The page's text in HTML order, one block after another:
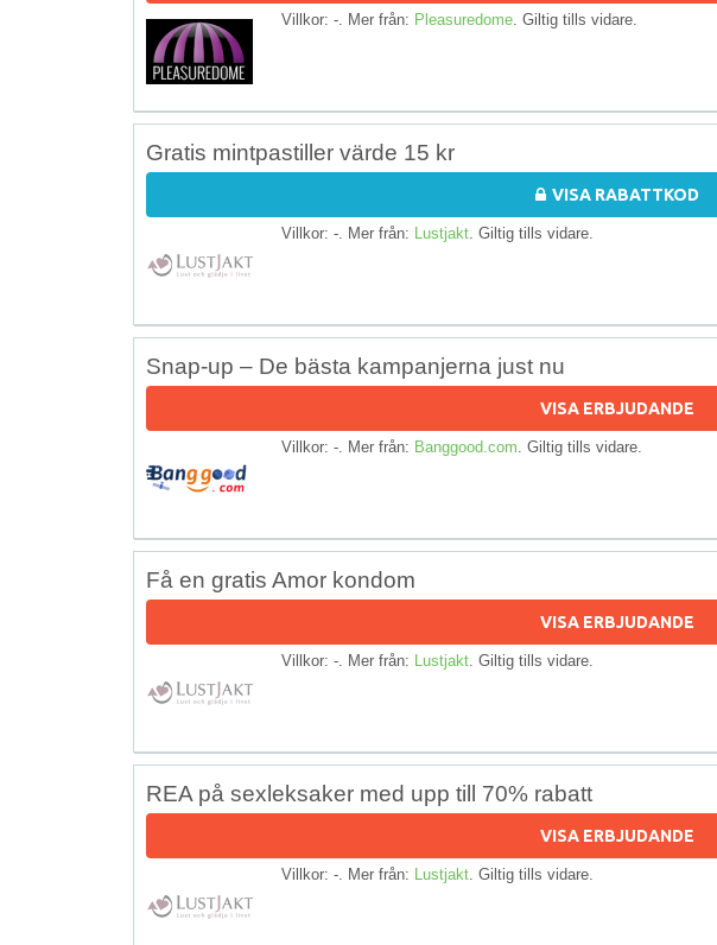
Villkor: -. Mer från: Pleasuredome . Giltig tills vidare.
Gratis mintpastiller värde 15 kr
VISA RABATTKOD
Villkor: -. Mer från: Lustjakt . Giltig tills vidare.
Snap-up – De bästa kampanjerna just nu
VISA ERBJUDANDE
Villkor: -. Mer från: Banggood.com . Giltig tills vidare.
Få en gratis Amor kondom
VISA ERBJUDANDE
Villkor: -. Mer från: Lustjakt . Giltig tills vidare.
REA på sexleksaker med upp till 70% rabatt
VISA ERBJUDANDE
Villkor: -. Mer från: Lustjakt . Giltig tills vidare.